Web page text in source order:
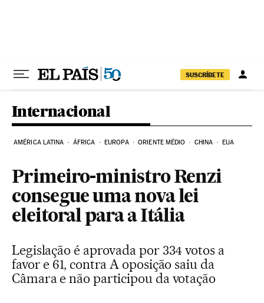
SUSCRÍBETE
Internacional
AMÉRICA LATINA ÁFRICA EUROPA ORIENTE MÉDIO CHINA EUA
Primeiro-ministro Renzi
consegue uma nova lei
eleitoral para a Itália
Legislação é aprovada por 334 votos a
favor e 61, contra A oposição saiu da
Câmara e não participou da votação